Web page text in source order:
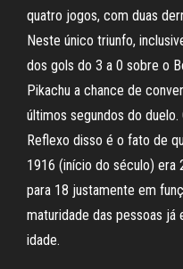
quatro jogos, com duas
Neste único triunfo,
dos gols do 3 a 0 sobre o
Pikachu a chance de
últimos segundos do
Reflexo disso é o fato de
1916 (início do século) era
para 18 justamente em
maturidade das pessoas já
idade.